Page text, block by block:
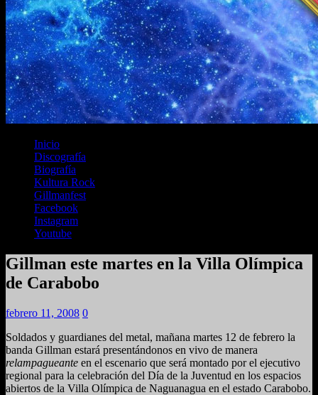
Inicio
Discografía
Biografía
Kultura Rock
Gillmanfest
Facebook
Instagram
Youtube
Gillman este martes en la Villa Olímpica
de Carabobo
febrero 11, 2008 0
Soldados y guardianes del metal, mañana martes 12 de febrero la
banda Gillman estará presentándonos en vivo de manera
relampagueante en el escenario que será montado por el ejecutivo
regional para la celebración del Día de la Juventud en los espacios
abiertos de la Villa Olímpica de Naguanagua en el estado Carabobo.